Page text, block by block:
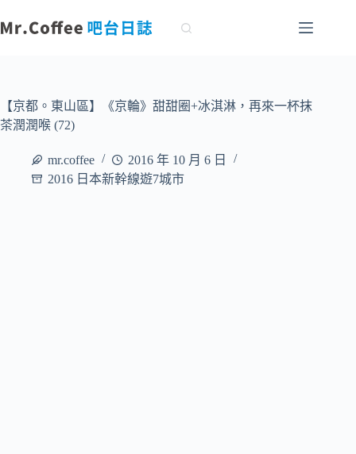
至
容【京都。東山區】《京輪》甜甜圈+冰淇淋，再來一杯抹
茶潤潤喉 (72)
mr.coffee
2016 年 10 月 6 日
2016 日本新幹線遊7城市